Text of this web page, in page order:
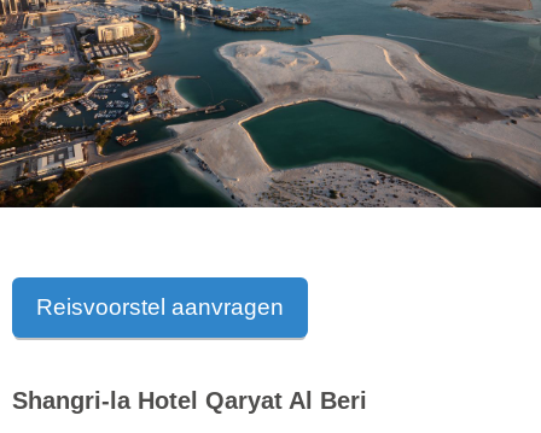
Reisvoorstel aanvragen
Shangri-la Hotel Qaryat Al Beri